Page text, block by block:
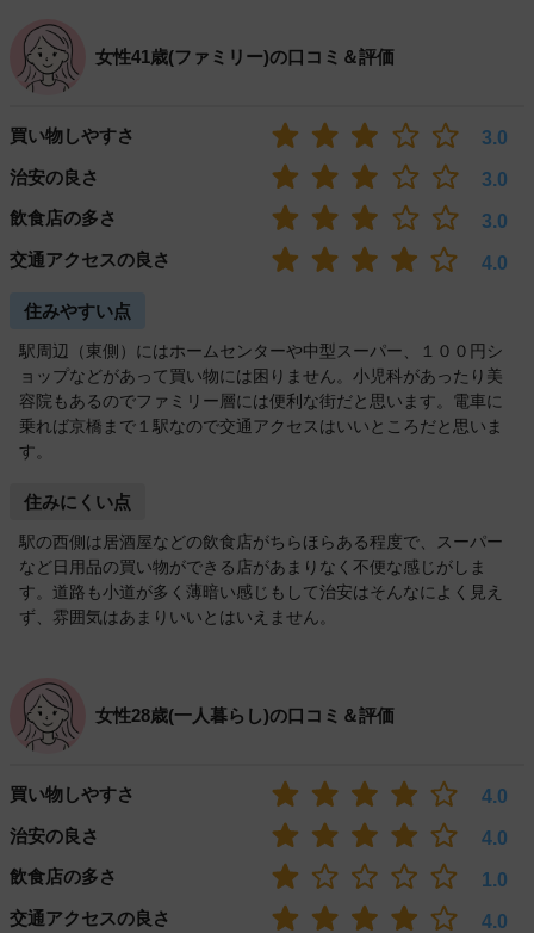
女性41歳(ファミリー)の口コミ＆評価
買い物しやすさ
3.0
治安の良さ
3.0
飲食店の多さ
3.0
交通アクセスの良さ
4.0
住みやすい点
駅周辺（東側）にはホームセンターや中型スーパー、１００円シ
ョップなどがあって買い物には困りません。小児科があったり美
容院もあるのでファミリー層には便利な街だと思います。電車に
乗れば京橋まで１駅なので交通アクセスはいいところだと思いま
す。
住みにくい点
駅の西側は居酒屋などの飲食店がちらほらある程度で、スーパー
など日用品の買い物ができる店があまりなく不便な感じがしま
す。道路も小道が多く薄暗い感じもして治安はそんなによく見え
ず、雰囲気はあまりいいとはいえません。
女性28歳(一人暮らし)の口コミ＆評価
買い物しやすさ
4.0
治安の良さ
4.0
飲食店の多さ
1.0
交通アクセスの良さ
4.0